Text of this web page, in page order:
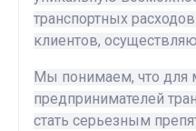
транспортных
клиентов,
Мы понимаем, что для
предпринимателей
стать серьезным